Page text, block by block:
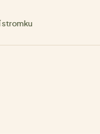
stromku